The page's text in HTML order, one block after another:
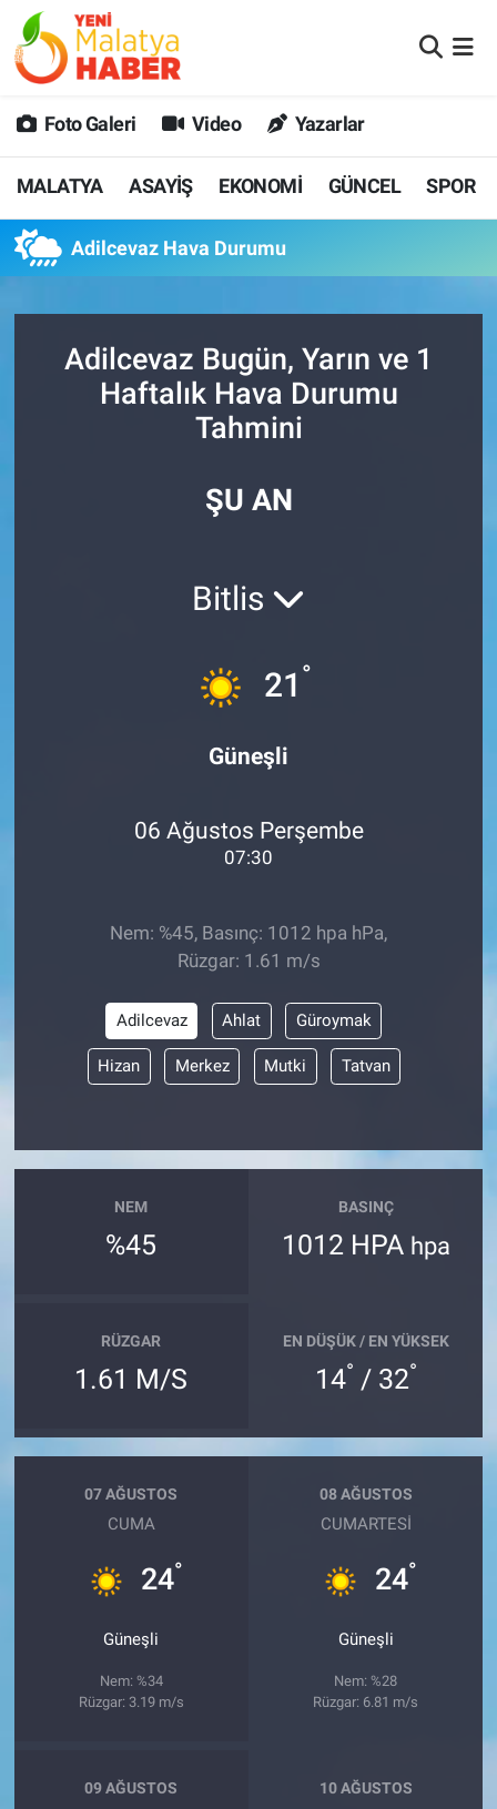
Foto Galeri Video Yazarlar
MALATYA ASAYİŞ EKONOMİ GÜNCEL SPOR
Adilcevaz Hava Durumu
Adilcevaz Bugün, Yarın ve 1
Haftalık Hava Durumu
Tahmini
ŞU AN
Bitlis
21 °
Güneşli
06 Ağustos Perşembe
07:30
Nem: %45, Basınç: 1012 hpa hPa,
Rüzgar: 1.61 m/s
Adilcevaz Ahlat Güroymak
Hizan Merkez Mutki Tatvan
NEM
%45
BASINÇ
1012 HPA hpa
RÜZGAR
1.61 M/S
EN DÜŞÜK / EN YÜKSEK
14° / 32°
07 AĞUSTOS
CUMA
24°
Güneşli
Nem: %34
Rüzgar: 3.19 m/s
08 AĞUSTOS
CUMARTESI
24°
Güneşli
Nem: %28
Rüzgar: 6.81 m/s
09 AĞUSTOS 10 AĞUSTOS
MALATYA
GÜNCEL
SPOR
SAĞLIK
DİĞER
Malatya Nöbetçi Eczaneler
MALATYA Namaz Vakitleri
Malatya Trafik Yoğunluk Haritası
Süper Lig Puan Durumu ve Fikstür
Tüm Manşetler
Son Dakika Haberleri